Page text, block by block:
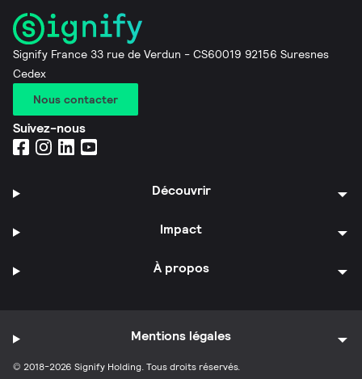
Signify France 33 rue de Verdun - CS60019 92156 Suresnes
Cedex
Nous contacter
Suivez-nous
Découvrir
Impact
À propos
© 2018-2026 Signify Holding. Tous droits réservés.
Mentions légales